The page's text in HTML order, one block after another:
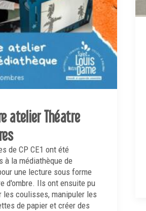
atelier Théatre
de CP CE1 ont été
à la médiathèque de
une lecture sous forme
d'ombre. Ils ont ensuite pu
les coulisses, manipuler les
de papier et créer des